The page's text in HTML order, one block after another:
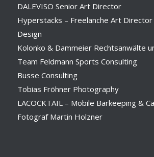
DALEVISO Senior Art Director
Hyperstacks – Freelanche Art
Design
Kolonko & Dammeier Rechtsanwälte
Team Feldmann Sports Consulting
Busse Consulting
Tobias Fröhner Photography
LACOCKTAIL – Mobile Barkeeping &
Fotograf Martin Holzner